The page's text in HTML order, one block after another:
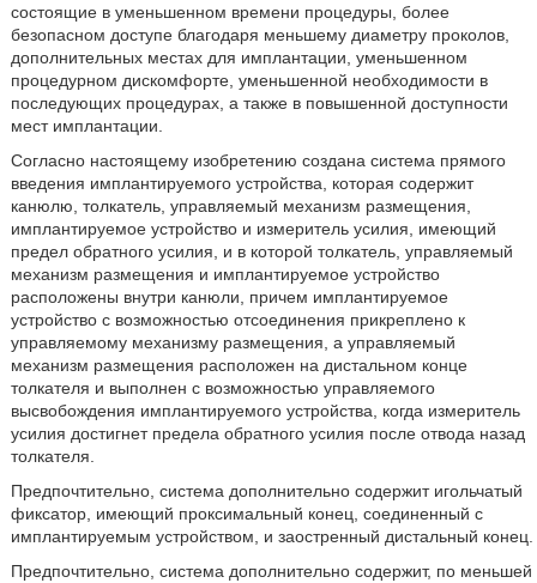
состоящие в уменьшенном времени процедуры, более
безопасном доступе благодаря меньшему диаметру проколов,
дополнительных местах для имплантации, уменьшенном
процедурном дискомфорте, уменьшенной необходимости в
последующих процедурах, а также в повышенной доступности
мест имплантации.
Согласно настоящему изобретению создана система прямого
введения имплантируемого устройства, которая содержит
канюлю, толкатель, управляемый механизм размещения,
имплантируемое устройство и измеритель усилия, имеющий
предел обратного усилия, и в которой толкатель, управляемый
механизм размещения и имплантируемое устройство
расположены внутри канюли, причем имплантируемое
устройство с возможностью отсоединения прикреплено к
управляемому механизму размещения, а управляемый
механизм размещения расположен на дистальном конце
толкателя и выполнен с возможностью управляемого
высвобождения имплантируемого устройства, когда измеритель
усилия достигнет предела обратного усилия после отвода назад
толкателя.
Предпочтительно, система дополнительно содержит игольчатый
фиксатор, имеющий проксимальный конец, соединенный с
имплантируемым устройством, и заостренный дистальный конец.
Предпочтительно, система дополнительно содержит, по меньшей